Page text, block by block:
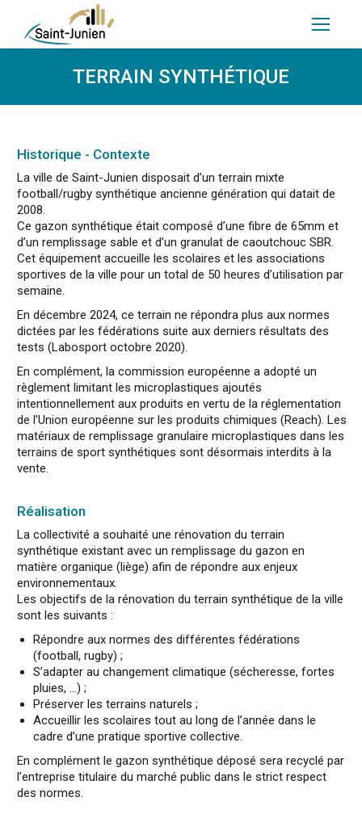
TERRAIN SYNTHÉTIQUE
Historique - Contexte
La ville de Saint-Junien disposait d’un terrain mixte
football/rugby synthétique ancienne génération qui datait de
2008.
Ce gazon synthétique était composé d’une fibre de 65mm et
d’un remplissage sable et d’un granulat de caoutchouc SBR.
Cet équipement accueille les scolaires et les associations
sportives de la ville pour un total de 50 heures d’utilisation par
semaine.
En décembre 2024, ce terrain ne répondra plus aux normes
dictées par les fédérations suite aux derniers résultats des
tests (Labosport octobre 2020).
En complément, la commission européenne a adopté un
règlement limitant les microplastiques ajoutés
intentionnellement aux produits en vertu de la réglementation
de l’Union européenne sur les produits chimiques (Reach). Les
matériaux de remplissage granulaire microplastiques dans les
terrains de sport synthétiques sont désormais interdits à la
vente.
Réalisation
La collectivité a souhaité une rénovation du terrain
synthétique existant avec un remplissage du gazon en
matière organique (liège) afin de répondre aux enjeux
environnementaux.
Les objectifs de la rénovation du terrain synthétique de la ville
sont les suivants :
Répondre aux normes des différentes fédérations
(football, rugby) ;
S’adapter au changement climatique (sécheresse, fortes
pluies, …) ;
Préserver les terrains naturels ;
Accueillir les scolaires tout au long de l’année dans le
cadre d’une pratique sportive collective.
En complément le gazon synthétique déposé sera recyclé par
l’entreprise titulaire du marché public dans le strict respect
des normes.